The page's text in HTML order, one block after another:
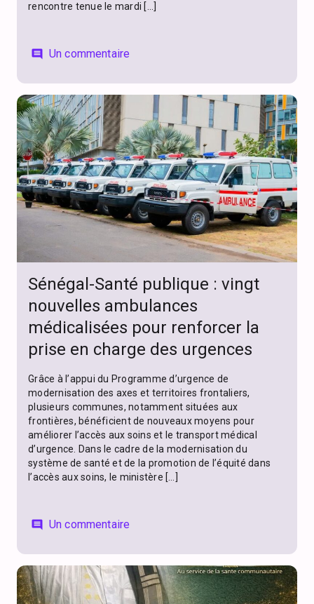
rencontre tenue le mardi […]
comment Un commentaire
Sénégal-Santé publique : vingt
nouvelles ambulances
médicalisées pour renforcer la
prise en charge des urgences
Grâce à l’appui du Programme d’urgence de
modernisation des axes et territoires frontaliers,
plusieurs communes, notamment situées aux
frontières, bénéficient de nouveaux moyens pour
améliorer l’accès aux soins et le transport médical
d’urgence. Dans le cadre de la modernisation du
système de santé et de la promotion de l’équité dans
l’accès aux soins, le ministère […]
comment Un commentaire